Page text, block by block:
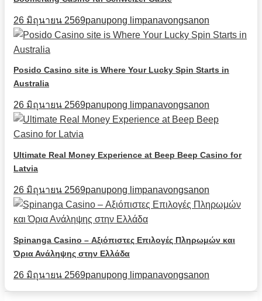
26 มิถุนายน 2569panupong limpanavongsanon
Posido Casino site is Where Your Lucky Spin Starts in
Australia
26 มิถุนายน 2569panupong limpanavongsanon
Ultimate Real Money Experience at Beep Beep Casino for
Latvia
26 มิถุนายน 2569panupong limpanavongsanon
Spinanga Casino – Αξιόπιστες Επιλογές Πληρωμών και
Όρια Ανάληψης στην Ελλάδα
26 มิถุนายน 2569panupong limpanavongsanon